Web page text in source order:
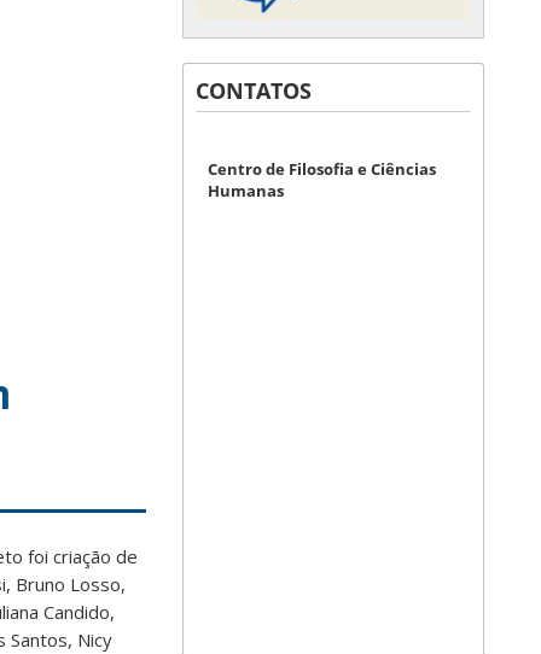
foi criação de
Bruno Losso,
Candido,
Santos, Nicy
CONTATOS
Centro de Filosofia e Ciências
Humanas